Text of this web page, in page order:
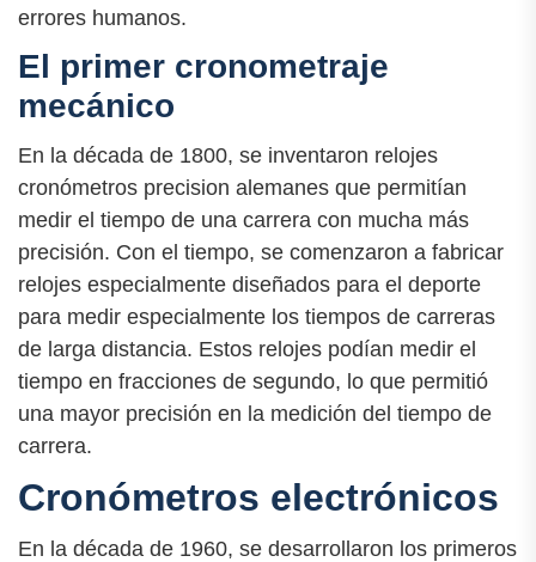
errores humanos.
El primer cronometraje
mecánico
En la década de 1800, se inventaron relojes
cronómetros precision alemanes que permitían
medir el tiempo de una carrera con mucha más
precisión. Con el tiempo, se comenzaron a fabricar
relojes especialmente diseñados para el deporte
para medir especialmente los tiempos de carreras
de larga distancia. Estos relojes podían medir el
tiempo en fracciones de segundo, lo que permitió
una mayor precisión en la medición del tiempo de
carrera.
Cronómetros electrónicos
En la década de 1960, se desarrollaron los primeros